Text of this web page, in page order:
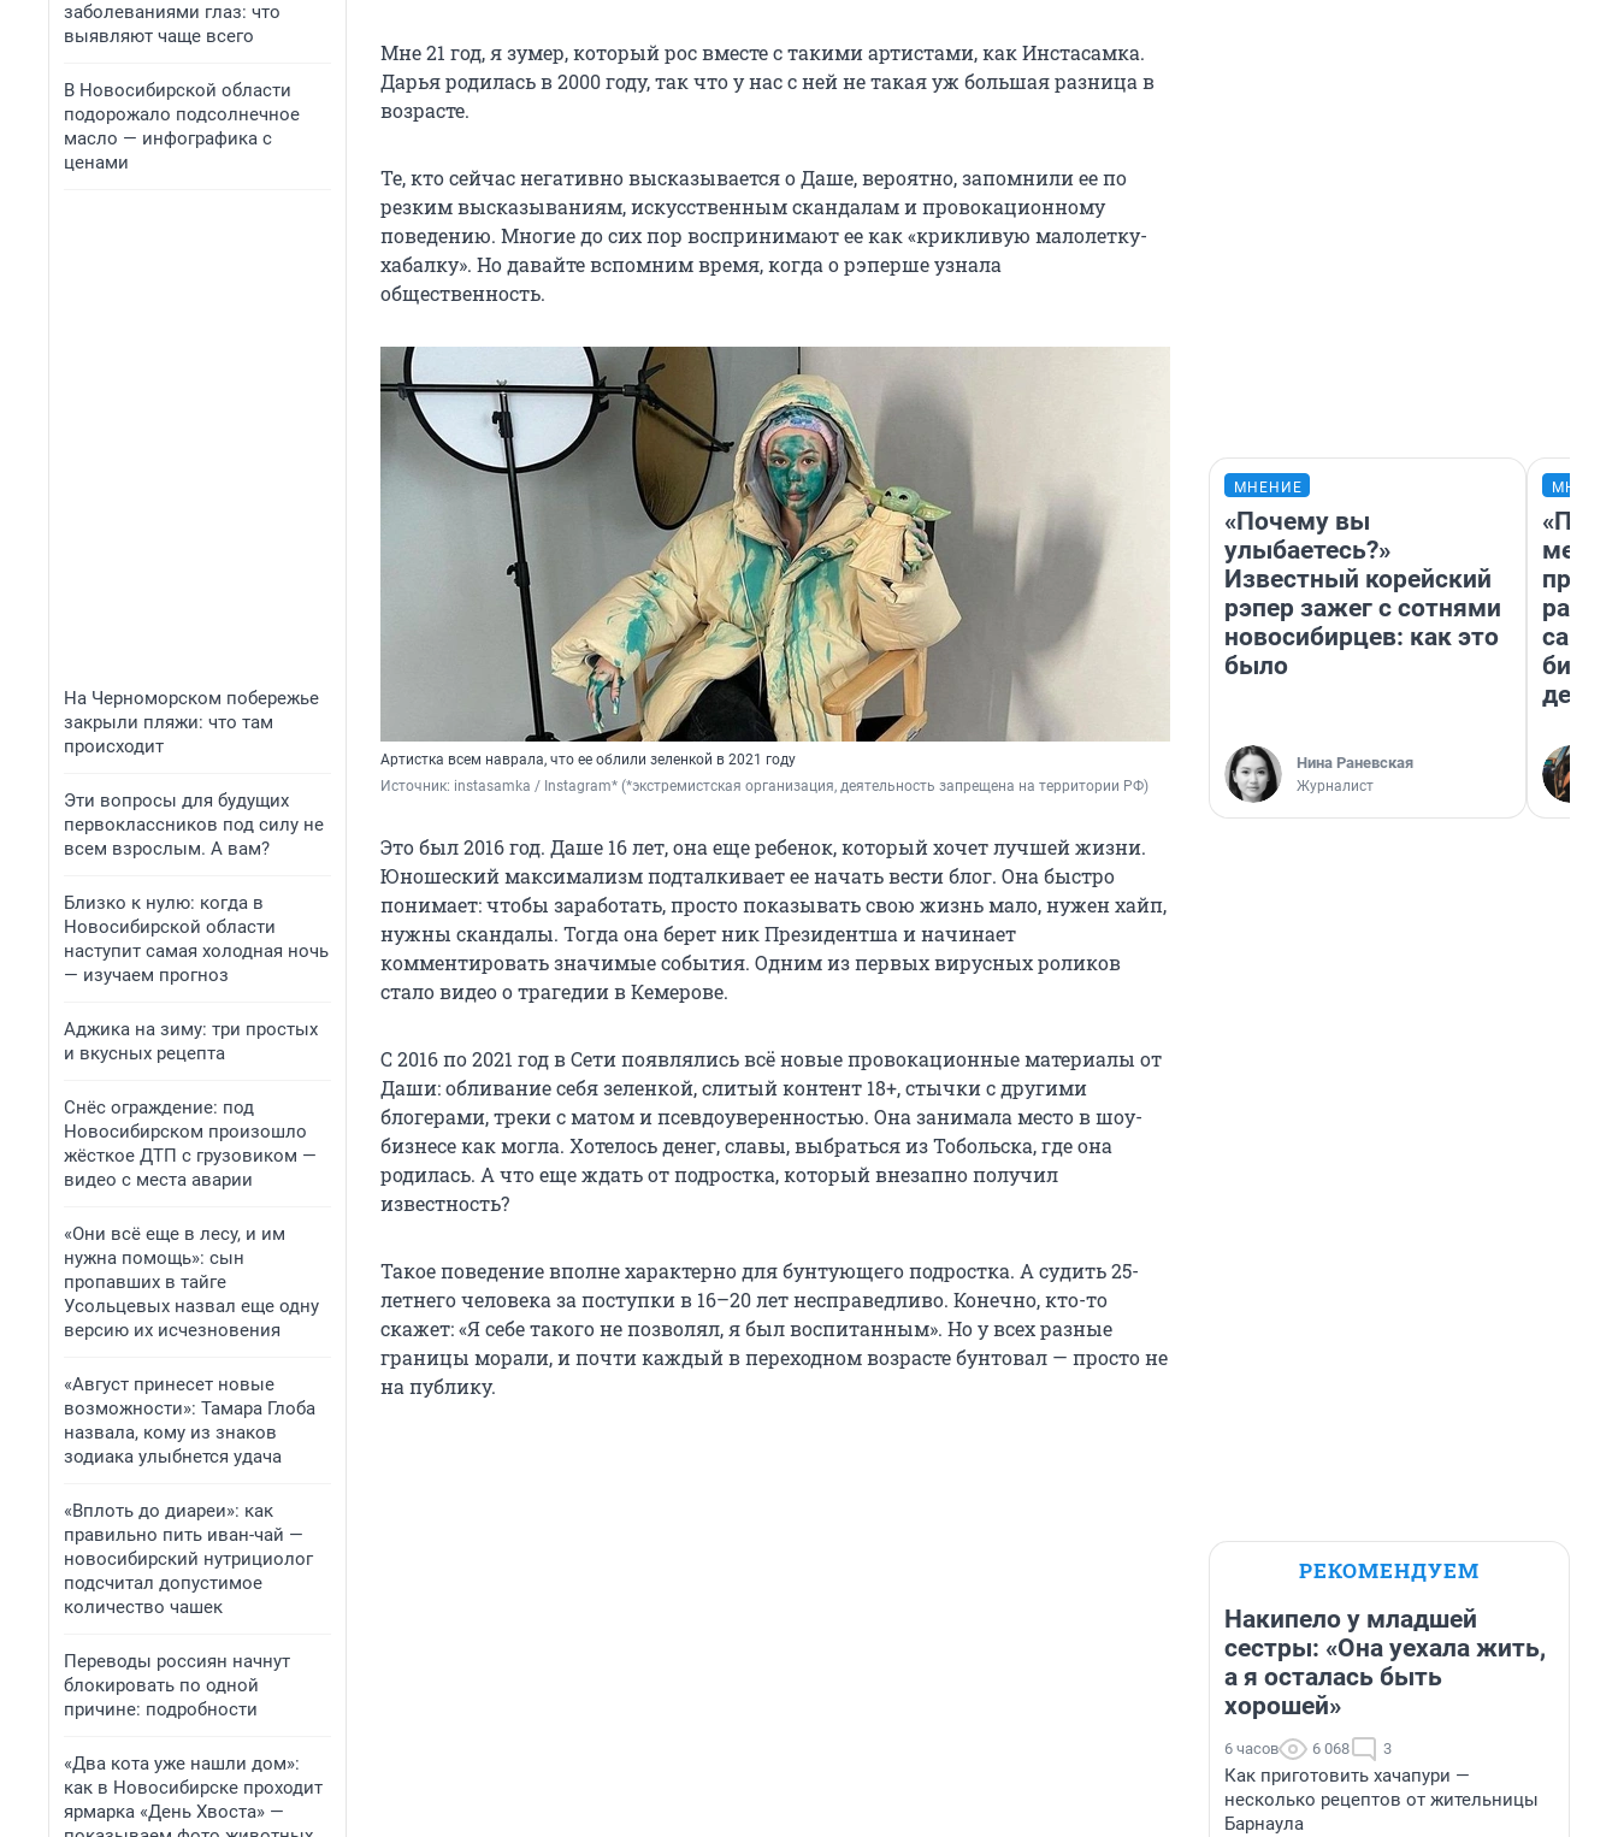
заболеваниями глаз: что
выявляют чаще всего
В Новосибирской области
подорожало подсолнечное
масло — инфографика с
ценами
На Черноморском побережье
закрыли пляжи: что там
происходит
Эти вопросы для будущих
первоклассников под силу не
всем взрослым. А вам?
Близко к нулю: когда в
Новосибирской области
наступит самая холодная ночь
— изучаем прогноз
Аджика на зиму: три простых
и вкусных рецепта
Снёс ограждение: под
Новосибирском произошло
жёсткое ДТП с грузовиком —
видео с места аварии
«Они всё еще в лесу, и им
нужна помощь»: сын
пропавших в тайге
Усольцевых назвал еще одну
версию их исчезновения
«Август принесет новые
возможности»: Тамара Глоба
назвала, кому из знаков
зодиака улыбнется удача
«Вплоть до диареи»: как
правильно пить иван-чай —
новосибирский нутрициолог
подсчитал допустимое
количество чашек
Переводы россиян начнут
блокировать по одной
причине: подробности
«Два кота уже нашли дом»:
как в Новосибирске проходит
ярмарка «День Хвоста» —
Мне 21 год, я зумер, который рос вместе с такими артистами, как Инстасамка.
Дарья родилась в 2000 году, так что у нас с ней не такая уж большая разница в
возрасте.
Те, кто сейчас негативно высказывается о Даше, вероятно, запомнили ее по
резким высказываниям, искусственным скандалам и провокационному
поведению. Многие до сих пор воспринимают ее как «крикливую малолетку-
хабалку». Но давайте вспомним время, когда о рэперше узнала
общественность.
Артистка всем наврала, что ее облили зеленкой в 2021 году
Источник:
Это был 2016 год. Даше 16 лет, она еще ребенок, который хочет лучшей жизни.
Юношеский максимализм подталкивает ее начать вести блог. Она быстро
понимает: чтобы заработать, просто показывать свою жизнь мало, нужен хайп,
нужны скандалы. Тогда она берет ник Президентша и начинает
комментировать значимые события. Одним из первых вирусных роликов
стало видео о трагедии в Кемерове.
С 2016 по 2021 год в Сети появлялись всё новые провокационные материалы от
Даши: обливание себя зеленкой, слитый контент 18+, стычки с другими
блогерами, треки с матом и псевдоуверенностью. Она занимала место в шоу-
бизнесе как могла. Хотелось денег, славы, выбраться из Тобольска, где она
родилась. А что еще ждать от подростка, который внезапно получил
известность?
Такое поведение вполне характерно для бунтующего подростка. А судить 25-
летнего человека за поступки в 16–20 лет несправедливо. Конечно, кто-то
скажет: «Я себе такого не позволял, я был воспитанным». Но у всех разные
границы морали, и почти каждый в переходном возрасте бунтовал — просто не
на публику.
МНЕНИЕ
«Почему вы
улыбаетесь?»
Известный корейский
рэпер зажег с сотнями
новосибирцев: как это
было
Нина Раневская
Журналист
РЕКОМЕНДУЕМ
Накипело у младшей
сестры: «Она уехала жить,
а я осталась быть
хорошей»
6 часов 6 068 3
Как приготовить хачапури —
несколько рецептов от жительницы
Барнаула